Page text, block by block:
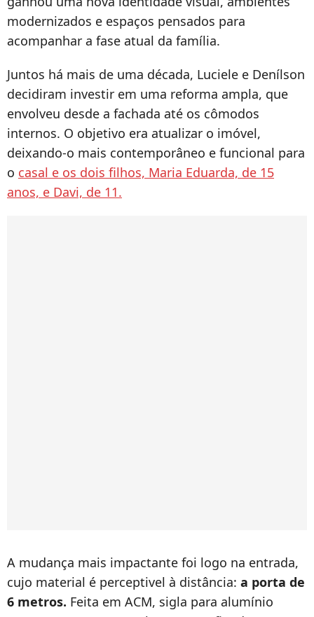
modernizados e espaços pensados para
acompanhar a fase atual da família.
Juntos há mais de uma década, Luciele e Denílson
decidiram investir em uma reforma ampla, que
envolveu desde a fachada até os cômodos
internos. O objetivo era atualizar o imóvel,
deixando-o mais contemporâneo e funcional para
o casal e os dois filhos, Maria Eduarda, de 15
anos, e Davi, de 11.
A mudança mais impactante foi logo na entrada,
cujo material é perceptivel à distância: a porta de
6 metros. Feita em ACM, sigla para alumínio